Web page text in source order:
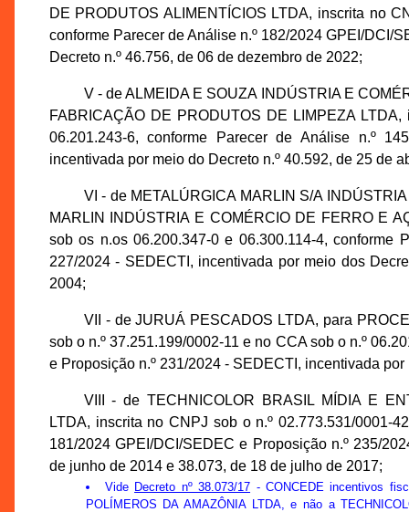
DE PRODUTOS ALIMENTÍCIOS LTDA, inscrita no
conforme Parecer de Análise n.º 182/2024 GPEI/DCI/
Decreto n.º 46.756, de 06 de dezembro de 2022;
V - de ALMEIDA E SOUZA INDÚSTRIA E
FABRICAÇÃO DE PRODUTOS DE LIMPEZA
06.201.243-6, conforme Parecer de Análise n.º
incentivada por meio do Decreto n.º 40.592, de 25 de
VI - de METALÚRGICA MARLIN S/A
MARLIN INDÚSTRIA E COMÉRCIO DE FERRO E
sob os n.os 06.200.347-0 e 06.300.114-4, conforme
227/2024 - SEDECTI, incentivada por meio dos
2004;
VII - de JURUÁ PESCADOS LTDA, para
sob o n.º 37.251.199/0002-11 e no CCA sob o n.º
e Proposição n.º 231/2024 - SEDECTI, incentivada
VIII - de TECHNICOLOR BRASIL MÍDIA E
LTDA, inscrita no CNPJ sob o n.º 02.773.531/0001-
181/2024 GPEI/DCI/SEDEC e Proposição n.º 235/
de junho de 2014 e 38.073, de 18 de julho de 2017;
Vide Decreto nº 38.073/17 - CONCEDE incentivos
POLÍMEROS DA AMAZÔNIA LTDA, e não a